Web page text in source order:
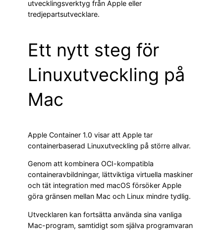
utvecklingsverktyg från Apple eller
tredjepartsutvecklare.
Ett nytt steg för
Linuxutveckling på
Mac
Apple Container 1.0 visar att Apple tar
containerbaserad Linuxutveckling på större allvar.
Genom att kombinera OCI-kompatibla
containeravbildningar, lättviktiga virtuella maskiner
och tät integration med macOS försöker Apple
göra gränsen mellan Mac och Linux mindre tydlig.
Utvecklaren kan fortsätta använda sina vanliga
Mac-program, samtidigt som själva programvaran